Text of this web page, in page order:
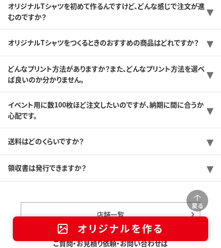
戻る
オリジナルを作る
オリジナルTシャツを初めて作るんですけど、どんな感じで注文が進
むのですか？
オリジナルTシャツをつくるときのおすすめの商品はどれですか？
どんなプリント方法がありますか？また、どんなプリント方法を選べ
ば良いのか分かりません。
イベント用に数100枚ほど注文したいのですが、納期に間に合うか
心配です。
送料はどのくらいですか？
領収書は発行できますか？
店舗一覧
ご質問・お見積り依頼・お問い合わせは